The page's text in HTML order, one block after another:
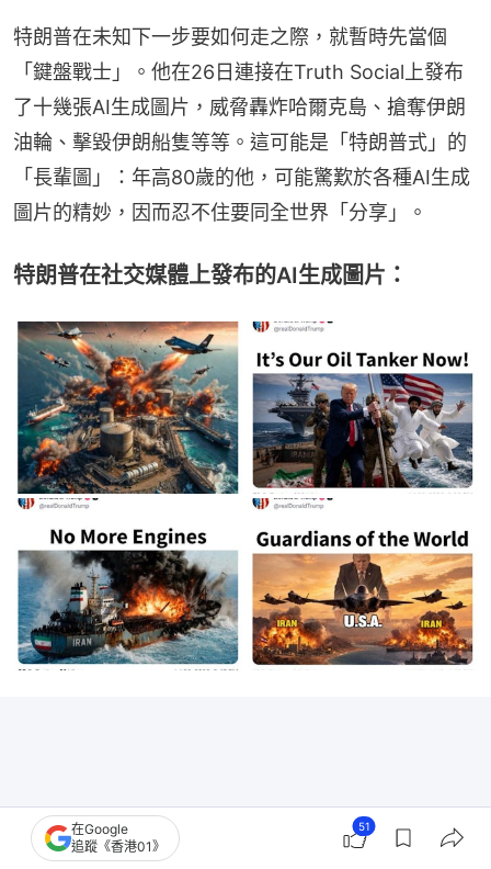
「鍵盤戰士」。他在26日連接在Truth Social上發布
了十幾張AI生成圖片，威脅轟炸哈爾克島、搶奪伊朗
油輪、擊毀伊朗船隻等等。這可能是「特朗普式」的
「長輩圖」：年高80歲的他，可能驚歎於各種AI生成
圖片的精妙，因而忍不住要同全世界「分享」。
在Google
追蹤《香港01》
51